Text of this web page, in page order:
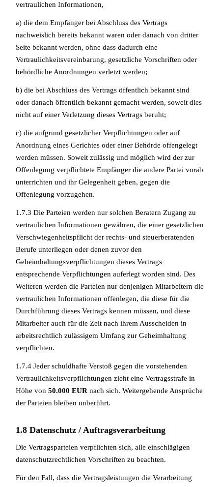
vertraulichen Informationen,
a) die dem Empfänger bei Abschluss des Vertrags
nachweislich bereits bekannt waren oder danach von dritter
Seite bekannt werden, ohne dass dadurch eine
Vertraulichkeitsvereinbarung, gesetzliche Vorschriften oder
behördliche Anordnungen verletzt werden;
b) die bei Abschluss des Vertrags öffentlich bekannt sind
oder danach öffentlich bekannt gemacht werden, soweit dies
nicht auf einer Verletzung dieses Vertrags beruht;
c) die aufgrund gesetzlicher Verpflichtungen oder auf
Anordnung eines Gerichtes oder einer Behörde offengelegt
werden müssen. Soweit zulässig und möglich wird der zur
Offenlegung verpflichtete Empfänger die andere Partei vorab
unterrichten und ihr Gelegenheit geben, gegen die
Offenlegung vorzugehen.
1.7.3 Die Parteien werden nur solchen Beratern Zugang zu
vertraulichen Informationen gewähren, die einer gesetzlichen
Verschwiegenheitspflicht der rechts- und steuerberatenden
Berufe unterliegen oder denen zuvor den
Geheimhaltungsverpflichtungen dieses Vertrags
entsprechende Verpflichtungen auferlegt worden sind. Des
Weiteren werden die Parteien nur denjenigen Mitarbeitern die
vertraulichen Informationen offenlegen, die diese für die
Durchführung dieses Vertrags kennen müssen, und diese
Mitarbeiter auch für die Zeit nach ihrem Ausscheiden in
arbeitsrechtlich zulässigem Umfang zur Geheimhaltung
verpflichten.
1.7.4 Jeder schuldhafte Verstoß gegen die vorstehenden
Vertraulichkeitsverpflichtungen zieht eine Vertragsstrafe in
Höhe von 50.000 EUR nach sich. Weitergehende Ansprüche
der Parteien bleiben unberührt.
1.8 Datenschutz / Auftragsverarbeitung
Die Vertragsparteien verpflichten sich, alle einschlägigen
datenschutzrechtlichen Vorschriften zu beachten.
Für den Fall, dass die Vertragsleistungen die Verarbeitung